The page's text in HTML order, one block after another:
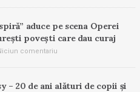
aduce pe scena Operei
povești care dau curaj
comentariu
– 20 de ani alături de copii și